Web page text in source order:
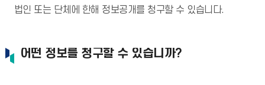
법인 또는 단체에 한해 정보공개를 청구할 수 있습니다.
어떤 정보를 청구할 수 있습니까?